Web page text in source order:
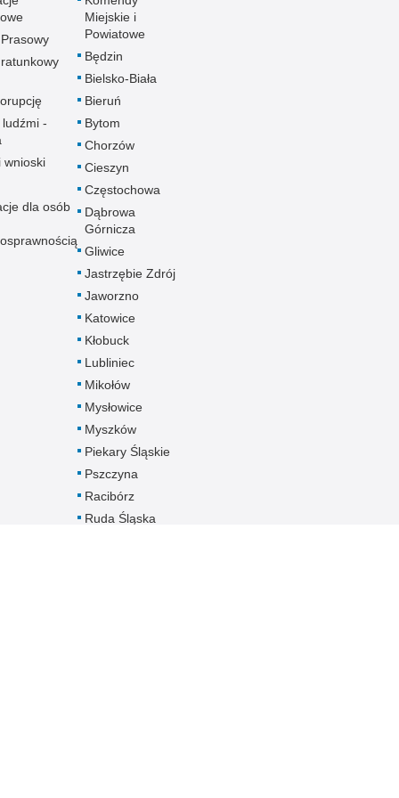
-
wnioski
dla osób
Miejskie i
Powiatowe
Będzin
Bielsko-Biała
Bieruń
Bytom
Chorzów
Cieszyn
Częstochowa
Dąbrowa
Górnicza
Gliwice
Jastrzębie Zdrój
Jaworzno
Katowice
Kłobuck
Lubliniec
Mikołów
Mysłowice
Myszków
Piekary Śląskie
Pszczyna
Racibórz
Ruda Śląska